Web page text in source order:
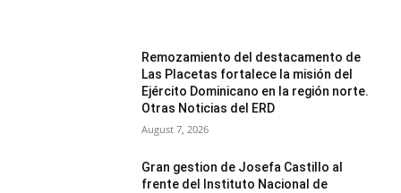
Remozamiento del destacamento de
Las Placetas fortalece la misión del
Ejército Dominicano en la región norte.
Otras Noticias del ERD
August 7, 2026
Gran gestion de Josefa Castillo al
frente del Instituto Nacional de